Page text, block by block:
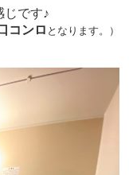
じです♪
コンロ となります。）